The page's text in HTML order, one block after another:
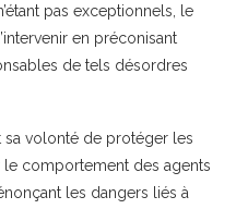
pas exceptionnels, le
en préconisant
de tels désordres
sa volonté de protéger les
le comportement des agents
les dangers liés à